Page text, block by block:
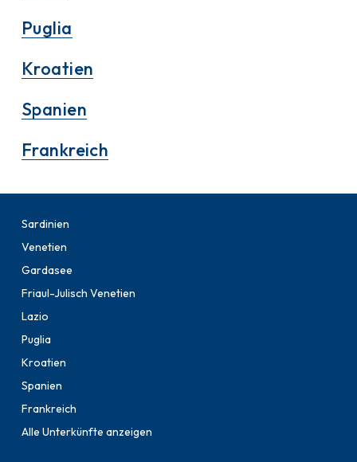
Puglia
Kroatien
Spanien
Frankreich
Sardinien
Venetien
Gardasee
Friaul-Julisch Venetien
Lazio
Puglia
Kroatien
Spanien
Frankreich
Alle Unterkünfte anzeigen